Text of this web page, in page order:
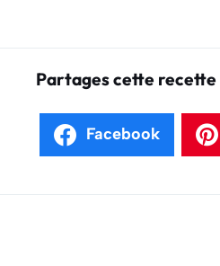
Partages cette recette
Facebook